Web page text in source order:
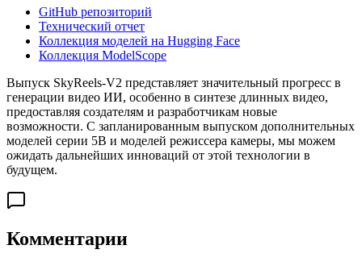
GitHub репозиторий
Технический отчет
Коллекция моделей на Hugging Face
Коллекция ModelScope
Выпуск SkyReels-V2 представляет значительный прогресс в
генерации видео ИИ, особенно в синтезе длинных видео,
предоставляя создателям и разработчикам новые
возможности. С запланированным выпуском дополнительных
моделей серии 5B и моделей режиссера камеры, мы можем
ожидать дальнейших инноваций от этой технологии в
будущем.
Комментарии